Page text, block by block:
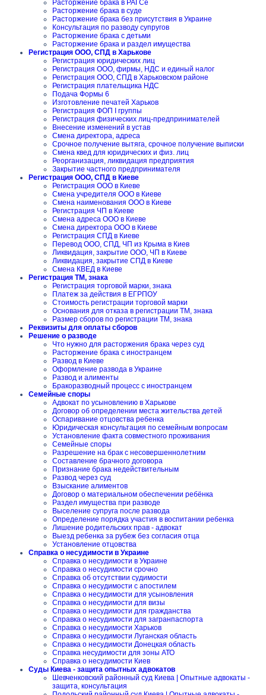
Расторжение брака в РАГСе
Расторжение брака в суде
Расторжение брака без присутствия в Украине
Консультация по разводу супругов
Расторжение брака с детьми
Расторжение брака и раздел имущества
Регистрация ООО, СПД в Харькове
Регистрация юридических лиц
Регистрация ООО, фирмы, НДС и единый налог
Регистрация ООО, СПД в Харьковском районе
Регистрация плательщика НДС
Подача Формы 6
Изготовление печатей Харьков
Регистрация ФОП I группы
Регистрация физических лиц-предпринимателей
Внесение изменений в устав
Смена директора, адреса
Срочное получение вытяга, срочное получение выписки
Смена квед для юридических и физ. лиц
Реорганизация, ликвидация предприятия
Закрытие частного предпринимателя
Регистрация ООО, СПД в Киеве
Регистрация ООО в Киеве
Смена учредителя ООО в Киеве
Смена наименования ООО в Киеве
Регистрация ЧП в Киеве
Смена адреса ООО в Киеве
Смена директора ООО в Киеве
Регистрация СПД в Киеве
Перевод ООО, СПД, ЧП из Крыма в Киев
Ликвидация, закрытие ООО, ЧП в Киеве
Ликвидация, закрытие СПД в Киеве
Смена КВЕД в Киеве
Регистрация ТМ, знака
Регистрация торговой марки, знака
Платеж за действия в ЕГРПОУ
Стоимость регистрации торговой марки
Основания для отказа в регистрации ТМ, знака
Размер сборов по регистрации ТМ, знака
Реквизиты для оплаты сборов
Решение о разводе
Что нужно для расторжения брака через суд
Расторжение брака с иностранцем
Развод в Киеве
Оформление развода в Украине
Развод и алименты
Бракоразводный процесс с иностранцем
Семейные споры
Адвокат по усыновлению в Харькове
Договор об определении места жительства детей
Оспаривание отцовства ребенка
Юридическая консультация по семейным вопросам
Установление факта совместного проживания
Семейные споры
Разрешение на брак с несовершеннолетним
Составление брачного договора
Признание брака недействительным
Развод через суд
Взыскание алиментов
Договор о материальном обеспечении ребёнка
Раздел имущества при разводе
Выселение супруга после развода
Определение порядка участия в воспитании ребенка
Лишение родительских прав - адвокат
Выезд ребенка за рубеж без согласия отца
Установление отцовства
Справка о несудимости в Украине
Справка о несудимости в Украине
Справка о несудимости срочно
Справка об отсутствии судимости
Справка о несудимости с апостилем
Справка о несудимости для усыновления
Справка о несудимости для визы
Справка о несудимости для гражданства
Справка о несудимости для загранпаспорта
Справка о несудимости Харьков
Справка о несудимости Луганская область
Справка о несудимости Донецкая область
Справка несудимости для зоны АТО
Справка о несудимости Киев
Суды Киева - защита опытных адвокатов
Шевченковский районный суд Киева | Опытные адвокаты -
защита, консультация